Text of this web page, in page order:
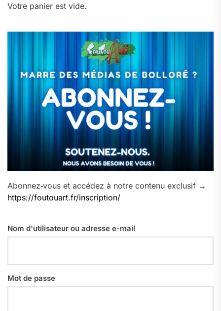
Votre panier est vide.
Abonnez‑vous et accédez à notre contenu exclusif →
https://foutouart.fr/inscription/
Nom d'utilisateur ou adresse e-mail
Mot de passe